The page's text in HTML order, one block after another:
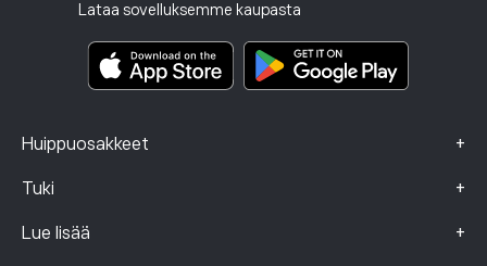
Lataa sovelluksemme kaupasta
Huippuosakkeet +
Tuki +
Lue lisää +
Keskeistä tietoa sisältävät asiakirjat
Valitustiedot (FCA-asiakkaat)